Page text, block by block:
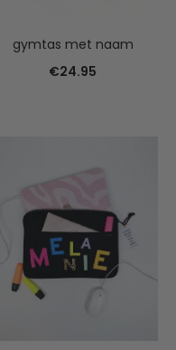
gymtas met naam
€24.95